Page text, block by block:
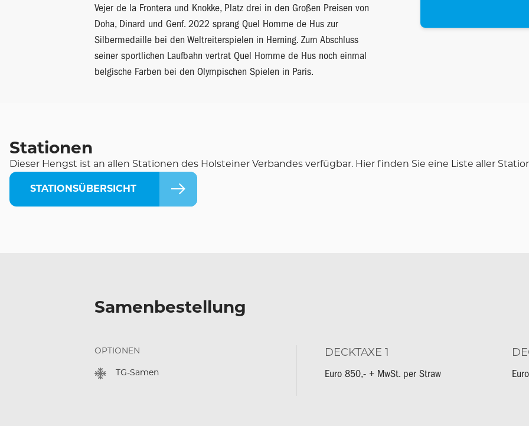
Vejer de la Frontera und Knokke, Platz drei in den Großen Preisen von
Doha, Dinard und Genf. 2022 sprang Quel Homme de Hus zur
Silbermedaille bei den Weltreiterspielen in Herning. Zum Abschluss
seiner sportlichen Laufbahn vertrat Quel Homme de Hus noch einmal
belgische Farben bei den Olympischen Spielen in Paris.
Stationen
Dieser Hengst ist an allen Stationen des Holsteiner Verbandes verfügbar. Hier finden Sie eine Liste aller
STATIONSÜBERSICHT
Samenbestellung
OPTIONEN
TG-Samen
DECKTAXE 1
Euro 850,- + MwSt. per Straw